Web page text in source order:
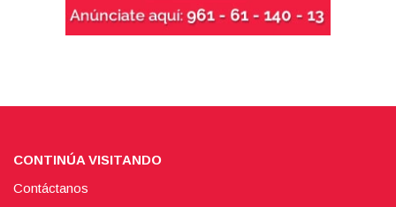
CONTINÚA VISITANDO
Contáctanos